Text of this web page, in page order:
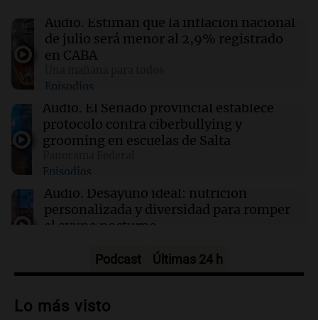
09:15 Recetas
Descubre cómo hacer helados artesanales en
Una mañana para todos
Altas Cumbres: rescataron a una cabra que
llevaba ocho días atrapada en un precipicio
Audio. Estiman que la inflación nacional
de julio será menor al 2,9% registrado
en CABA
Episodios
Audio. El Senado provincial establece
protocolo contra ciberbullying y
grooming en escuelas de Salta
Episodios
Audio. Desayuno ideal: nutrición
personalizada y diversidad para romper
el ayuno nocturno
Audio.Altas Cumbres: rescataron a una
un precipicio
Podcast Últimas 24 h
Lo más visto